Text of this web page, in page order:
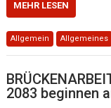
MEHR LESEN
Allgemein Allgemeines
2083 beginnen